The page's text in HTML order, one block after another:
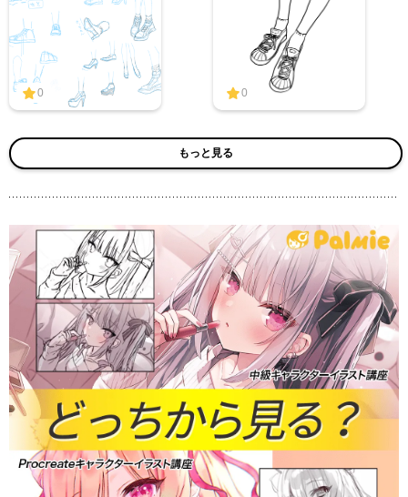
0 0
もっと見る